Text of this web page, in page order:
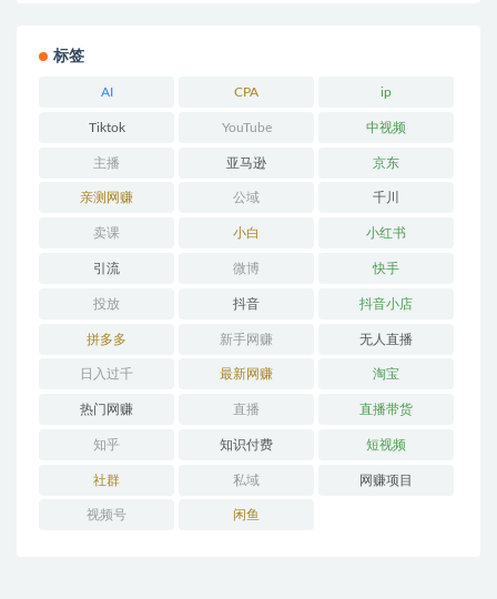
标签
AI CPA ip
Tiktok YouTube 中视频
主播 亚马逊 京东
亲测网赚 公域 千川
卖课 小白 小红书
引流 微博 快手
投放 抖音 抖音小店
拼多多 新手网赚 无人直播
日入过千 最新网赚 淘宝
热门网赚 直播 直播带货
知乎 知识付费 短视频
社群 私域 网赚项目
视频号 闲鱼